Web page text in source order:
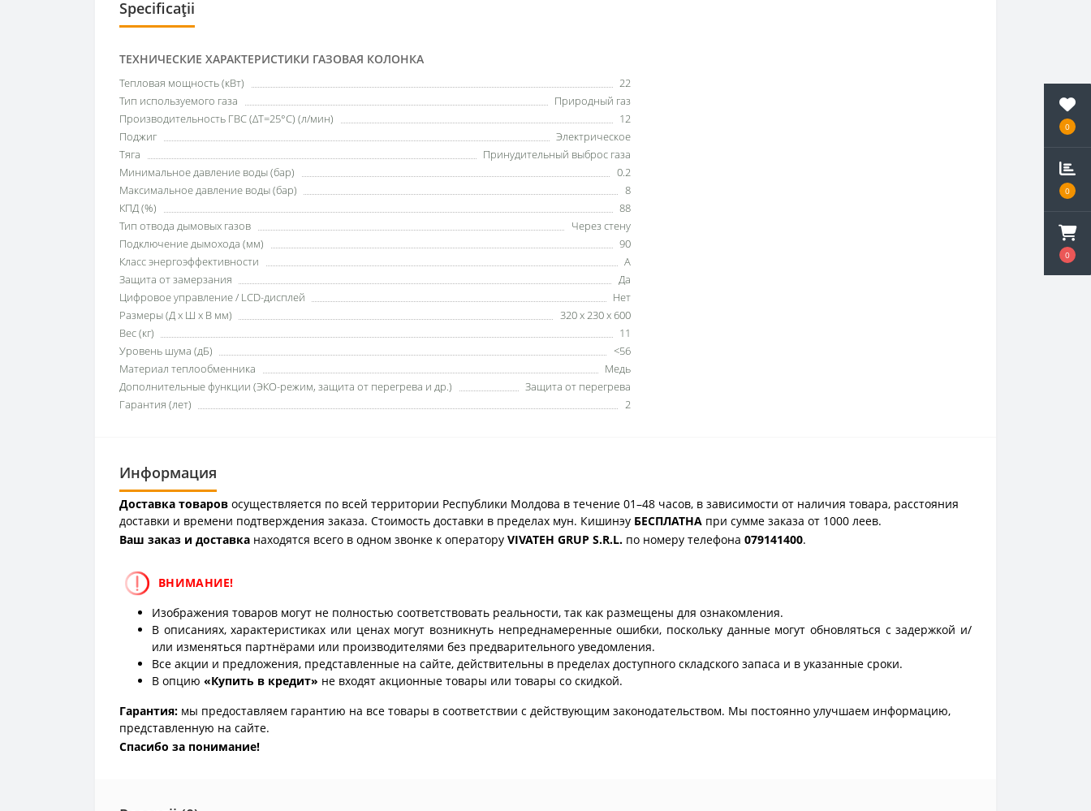
0
0
0
Specificații
ТЕХНИЧЕСКИЕ ХАРАКТЕРИСТИКИ ГАЗОВАЯ КОЛОНКА
Тепловая мощность (кВт)
22
Тип используемого газа
Природный газ
Производительность ГВС (ΔT=25°C) (л/мин)
12
Поджиг
Электрическое
Тяга
Принудительный выброс газа
Минимальное давление воды (бар)
0.2
Максимальное давление воды (бар)
8
КПД (%)
88
Тип отвода дымовых газов
Через стену
Подключение дымохода (мм)
90
Класс энергоэффективности
A
Защита от замерзания
Да
Цифровое управление / LCD-дисплей
Нет
Размеры (Д x Ш x В мм)
320 x 230 x 600
Вес (кг)
11
Уровень шума (дБ)
<56
Материал теплообменника
Медь
Дополнительные функции (ЭКО-режим, защита от перегрева и др.)
Защита от перегрева
Гарантия (лет)
2
Информация
Доставка товаров осуществляется по всей территории Республики Молдова в течение 01–48 часов, в зависимости от наличия товара, расстояния
доставки и времени подтверждения заказа. Стоимость доставки в пределах мун. Кишинэу БЕСПЛАТНА при сумме заказа от 1000 леев.
Ваш заказ и доставка находятся всего в одном звонке к оператору VIVATEH GRUP S.R.L. по номеру телефона 079141400.
ВНИМАНИЕ!
Изображения товаров могут не полностью соответствовать реальности, так как размещены для ознакомления.
В описаниях, характеристиках или ценах могут возникнуть непреднамеренные ошибки, поскольку данные могут обновляться с задержкой и/
или изменяться партнёрами или производителями без предварительного уведомления.
Все акции и предложения, представленные на сайте, действительны в пределах доступного складского запаса и в указанные сроки.
В опцию «Купить в кредит» не входят акционные товары или товары со скидкой.
Гарантия: мы предоставляем гарантию на все товары в соответствии с действующим законодательством. Мы постоянно улучшаем информацию,
представленную на сайте.
Спасибо за понимание!